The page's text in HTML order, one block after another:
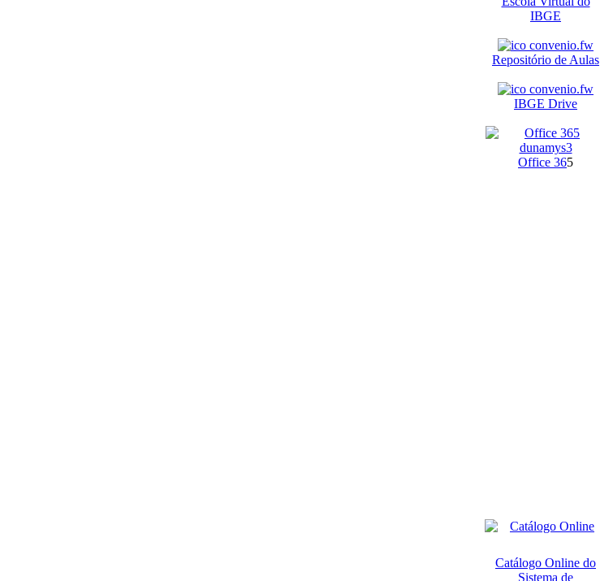
IBGE
Repositório de Aulas
IBGE Drive
Office 365
Catálogo Online do
Sistema de